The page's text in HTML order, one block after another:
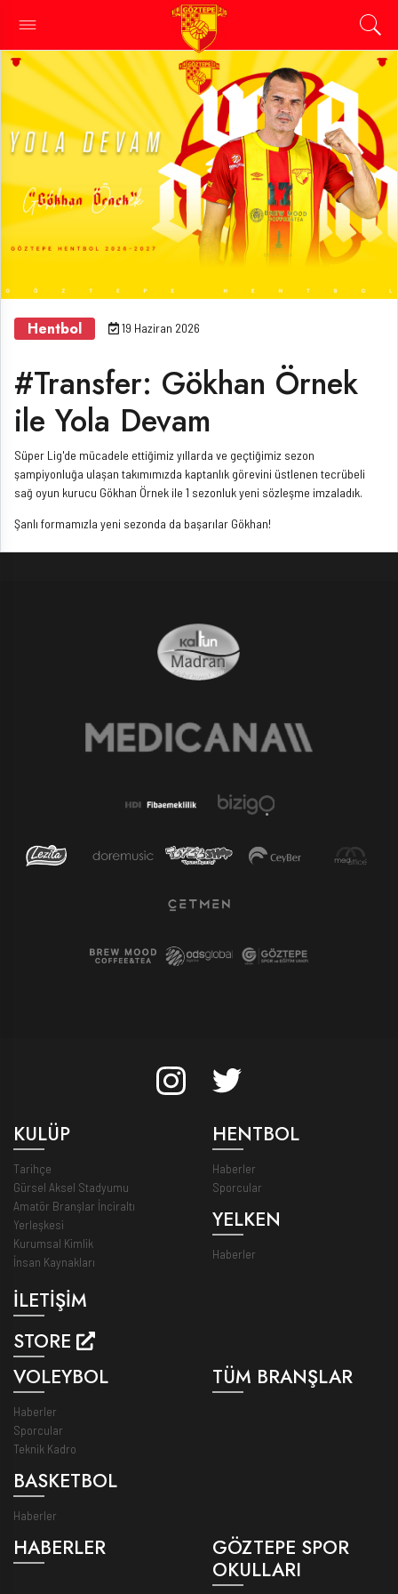
Hentbol 19 Haziran 2026
#Transfer: Gökhan Örnek
ile Yola Devam
Süper Lig'de mücadele ettiğimiz yıllarda ve geçtiğimiz sezon
şampiyonluğa ulaşan takımımızda kaptanlık görevini üstlenen tecrübeli
sağ oyun kurucu Gökhan Örnek ile 1 sezonluk yeni sözleşme imzaladık.
Şanlı formamızla yeni sezonda da başarılar Gökhan!
KULÜP
Tarihçe
Gürsel Aksel Stadyumu
Amatör Branşlar İnciraltı
Yerleşkesi
Kurumsal Kimlik
İnsan Kaynakları
İLETİŞİM
STORE
HENTBOL
Haberler
Sporcular
YELKEN
Haberler
VOLEYBOL
Haberler
Sporcular
Teknik Kadro
BASKETBOL
Haberler
TÜM BRANŞLAR
HABERLER
GÖZTEPE SPOR
OKULLARI